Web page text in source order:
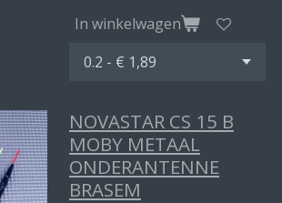
In winkelwagen
NOVASTAR CS 15 B
MOBY METAAL
ONDERANTENNE
BRASEM